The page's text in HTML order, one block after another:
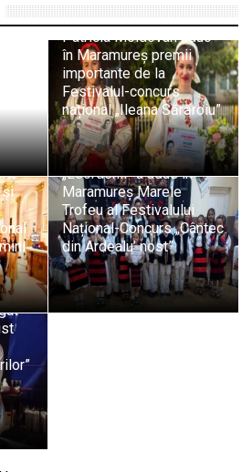
Victoria Petrenciuc și
Patricia Moldovan aduc
în Maramureș premii
importante de la
Festivalul-concurs
național „Ileana Sărăroiu”
și
Ansamblul Folcloric
„Leordenii” a adus în
Maramureș Marele
Trofeu al Festivalului
Național-Concurs „Cântec
din Ardealu’ nost”